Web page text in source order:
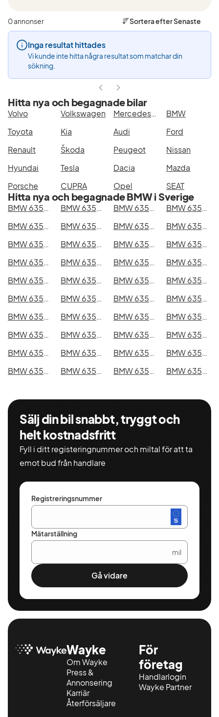
0 annonser Sortera efterSenaste
Inga resultat hittades
Vi kunde inte hitta några resultat som matchar din
sökning.
Hitta nya och begagnade bilar
Volvo Volkswagen Mercedes-Benz
BMW
Toyota
Kia Audi
Ford
Renault
Škoda Peugeot
Nissan
Hyundai
Tesla Dacia
Mazda
Porsche
CUPRA Opel SEAT
Hitta nya och begagnade BMW i Sverige
BMW 635CSi i Stockholm BMW 635CSi i Göteborg BMW 635CSi i Helsingborg
BMW 635CSi i Jönköping
BMW 635CSi i Malmö
BMW 635CSi i Örebro BMW 635CSi i Norrköping
BMW 635CSi i Linköping
BMW 635CSi i Uppsala
BMW 635CSi i Västerås BMW 635CSi i Halmstad
BMW 635CSi i Växjö
BMW 635CSi i Eskilstuna
BMW 635CSi i Kalmar BMW 635CSi i Karlskrona
BMW 635CSi i Karlstad
BMW 635CSi i Kristianstad
BMW 635CSi i Sundsvall BMW 635CSi i Umeå
BMW 635CSi i Varberg
BMW 635CSi i Borås
BMW 635CSi i Falkenberg BMW 635CSi i Gävle
BMW 635CSi i Luleå
BMW 635CSi i Lund
BMW 635CSi i Mönsterås BMW 635CSi i Uddevalla
BMW 635CSi i Västervik
BMW 635CSi i Ystad
BMW 635CSi i Östersund BMW 635CSi i Borlänge
BMW 635CSi i Kiruna
BMW 635CSi i Nyköping
BMW 635CSi i Oskarshamn BMW 635CSi i Sigtuna
BMW 635CSi i Skellefteå
BMW 635CSi i Skövde
BMW 635CSi i Trollhättan BMW 635CSi i Alingsås BMW 635CSi i Båstad
Sälj din bil snabbt, tryggt och
helt kostnadsfritt
Fyll i ditt registeringnummer och miltal för att ta
emot bud från handlare
Registreringsnummer
Mätarställning
mil
Gå vidare
Wayke
Om Wayke
Press &
Annonsering
Karriär
Återförsäljare
För
företag
Handlarlogin
Wayke Partner